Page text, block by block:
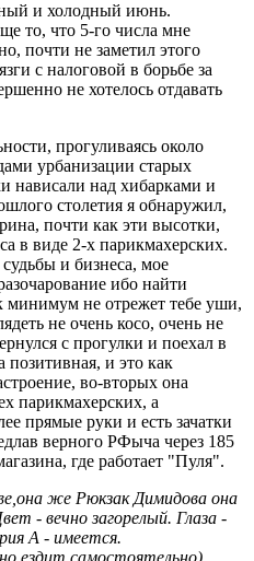
и холодный июнь.
то, что 5-го числа мне
почти не заметил этого
с налоговой в борьбе за
не хотелось отдавать
прогуливаясь около
урбанизации старых
нависали над хибарками и
столетия я обнаружил,
почти как эти высотки,
в виде 2-х парикмахерских.
и бизнеса, мое
ибо найти
минимум не отрежет тебе уши,
не очень косо, очень не
с прогулки и поехал в
и это как
во-вторых она
парикмахерских, а
прямые руки и есть зачатки
верного РФыча через 185
где работает "Пуля".
же Рюкзак Димидова она
- вечно загорелый. Глаза -
А - имеется.
ездит самостоятельно)